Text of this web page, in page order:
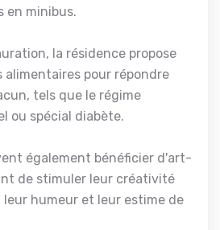
en minibus.
la résidence propose
pour répondre
tels que le régime
ou spécial diabète.
également bénéficier d'art-
de stimuler leur créativité
humeur et leur estime de